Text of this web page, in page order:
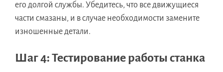
его долгой службы. Убедитесь, что все движущиеся
части смазаны, и в случае необходимости замените
изношенные детали.
Шаг 4: Тестирование работы станка